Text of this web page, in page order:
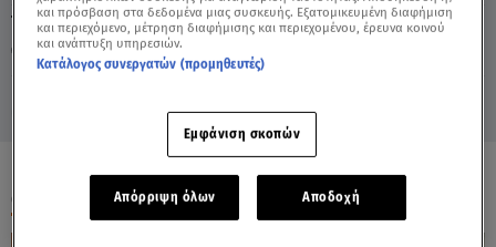
Τετάρτη 5 Αυγούστου 2026
13.01.24, 14:30 ΖΩΔΙΑ
ΟΛΑ ΤΑ ΒΙΝΤΕΟ
και πρόσβαση στα δεδομένα μιας συσκευής. Εξατομικευμένη διαφήμιση
και περιεχόμενο, μέτρηση διαφήμισης και περιεχομένου, έρευνα κοινού
και ανάπτυξη υπηρεσιών.
Κατάλογος συνεργατών (προμηθευτές)
Εμφάνιση σκοπών
Απόρριψη όλων Αποδοχή